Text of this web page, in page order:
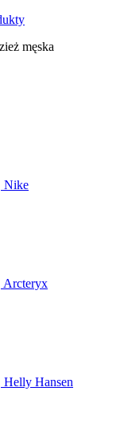
męska
Nike
Arcteryx
Helly Hansen